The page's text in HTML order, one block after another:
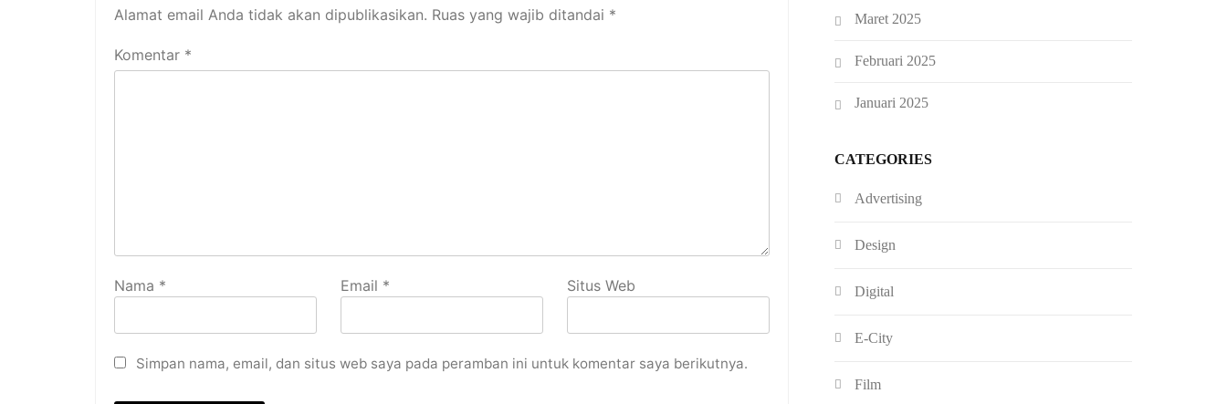
Alamat email Anda tidak akan dipublikasikan. Ruas yang wajib ditandai *
Komentar *
Nama * Email * Situs Web
Simpan nama, email, dan situs web saya pada peramban ini untuk komentar saya berikutnya.
Maret 2025
Februari 2025
Januari 2025
CATEGORIES
Advertising
Design
Digital
E-City
Film